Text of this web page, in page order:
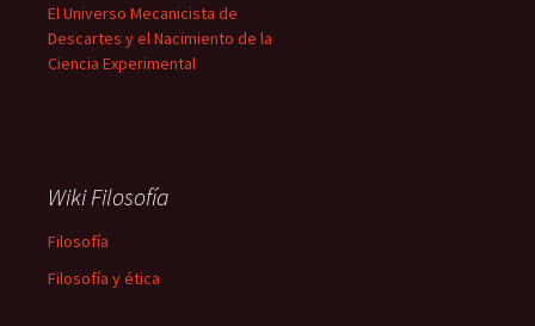
El Universo Mecanicista de
Descartes y el Nacimiento de la
Ciencia Experimental
Wiki Filosofía
Filosofía
Filosofía y ética